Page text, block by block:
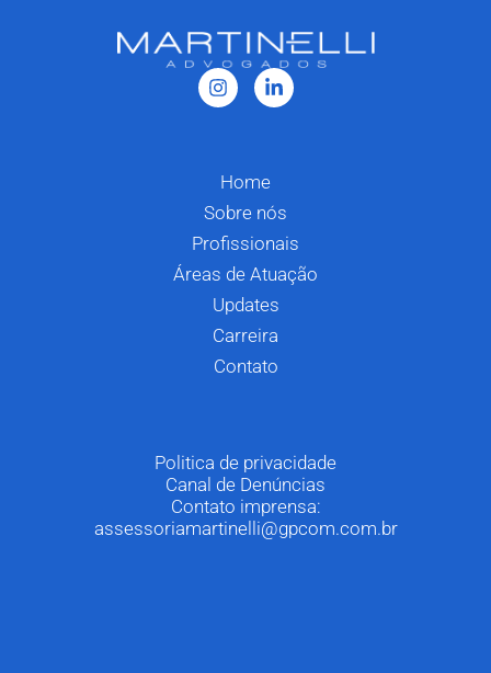
Home
Sobre nós
Profissionais
Áreas de Atuação
Updates
Carreira
Contato
Politica de privacidade
Canal de Denúncias
Contato imprensa:
assessoriamartinelli@gpcom.com.br